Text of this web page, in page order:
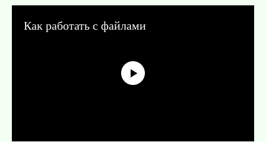
Как работать с файлами